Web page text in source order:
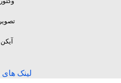
تصویر
آیکن
لینک های